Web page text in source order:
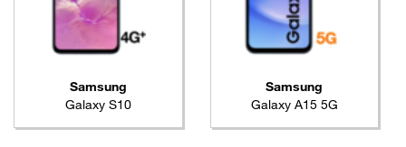
Samsung
Galaxy S10
Samsung
Galaxy A15 5G